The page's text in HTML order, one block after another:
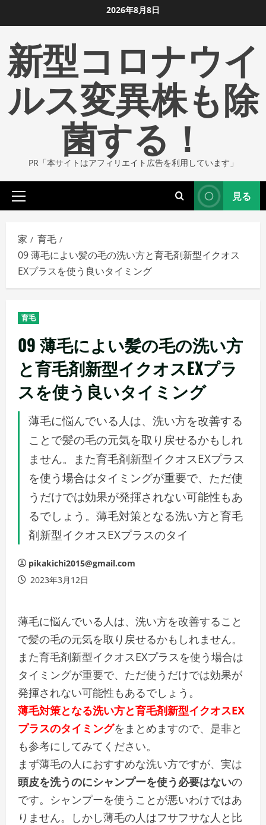
ン
ツ
ま
2026年8月8日
新型コロナウイ
ルス変異株も除
菌する！
PR「本サイトはアフィリエイト広告を利用しています」
プ
イ
マ
リ
メ
ニ
ー
見る
家
育毛
09 薄毛によい髪の毛の洗い方と育毛剤新型イクオス
EXプラスを使う良いタイミング
育毛
09 薄毛によい髪の毛の洗い方
と育毛剤新型イクオスEXプラ
スを使う良いタイミング
薄毛に悩んでいる人は、洗い方を改善する
ことで髪の毛の元気を取り戻せるかもしれ
ません。また育毛剤新型イクオスEXプラス
を使う場合はタイミングが重要で、ただ使
うだけでは効果が発揮されない可能性もあ
るでしょう。薄毛対策となる洗い方と育毛
剤新型イクオスEXプラスのタイ
pikakichi2015@gmail.com
2023年3月12日
薄毛に悩んでいる人は、洗い方を改善すること
で髪の毛の元気を取り戻せるかもしれません。
また育毛剤新型イクオスEXプラスを使う場合は
タイミングが重要で、ただ使うだけでは効果が
発揮されない可能性もあるでしょう。
薄毛対策となる洗い方と育毛剤新型イクオスEX
プラスのタイミングをまとめますので、是非と
も参考にしてみてください。
まず薄毛の人におすすめな洗い方ですが、実は
頭皮を洗うのにシャンプーを使う必要はないの
です。シャンプーを使うことが悪いわけではあ
りません。しかし薄毛の人はフサフサな人と比